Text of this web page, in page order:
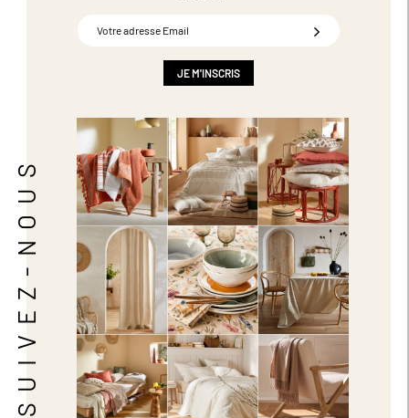
SUIVEZ-NOUS
JE M'INSCRIS